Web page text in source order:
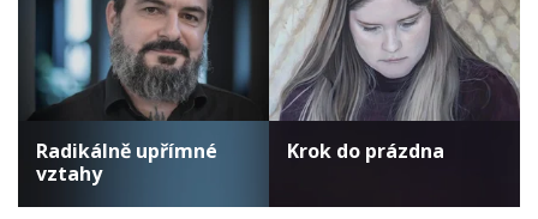
Radikálně upřímné
vztahy
Krok do prázdna